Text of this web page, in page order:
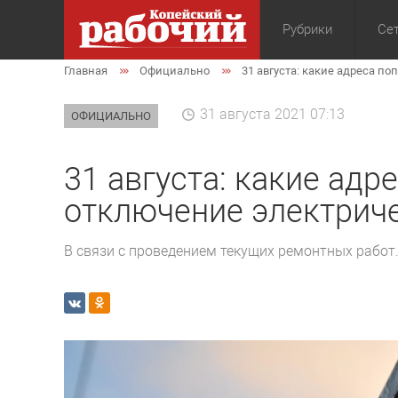
Рубрики
Общество
Главная Официально 31 августа: какие адреса
ОФИЦИАЛЬНО 31 августа 2021 07:13
31 августа: какие
отключение
В связи с проведением текущих ремонтных работ.